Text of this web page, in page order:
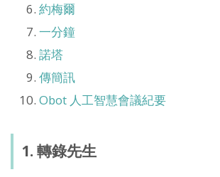
約梅爾
一分鐘
諾塔
傳簡訊
Obot 人工智慧會議紀要
1. 轉錄先生